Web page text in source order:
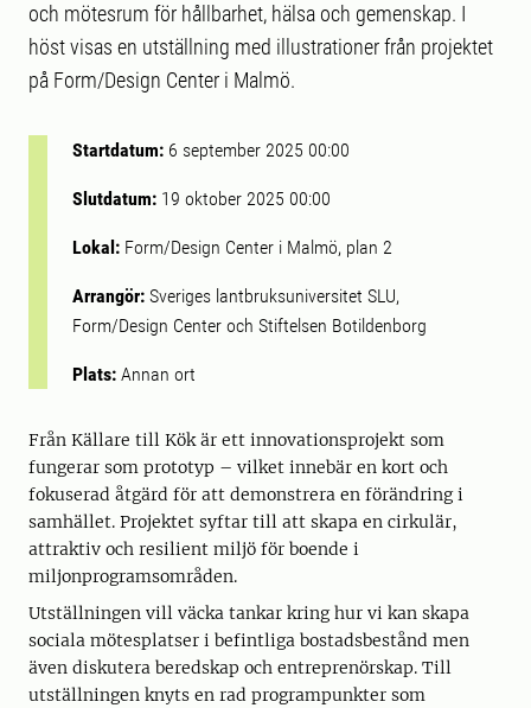
och mötesrum för hållbarhet, hälsa och gemenskap. I
höst visas en utställning med illustrationer från projektet
på Form/Design Center i Malmö.
Startdatum: 6 september 2025 00:00
Slutdatum: 19 oktober 2025 00:00
Lokal: Form/Design Center i Malmö, plan 2
Arrangör: Sveriges lantbruksuniversitet SLU,
Form/Design Center och Stiftelsen Botildenborg
Plats: Annan ort
Från Källare till Kök är ett innovationsprojekt som
fungerar som prototyp – vilket innebär en kort och
fokuserad åtgärd för att demonstrera en förändring i
samhället. Projektet syftar till att skapa en cirkulär,
attraktiv och resilient miljö för boende i
miljonprogramsområden.
Utställningen vill väcka tankar kring hur vi kan skapa
sociala mötesplatser i befintliga bostadsbestånd men
även diskutera beredskap och entreprenörskap. Till
utställningen knyts en rad programpunkter som